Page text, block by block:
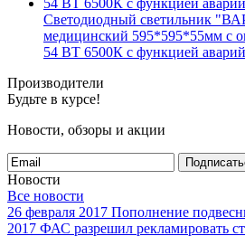
Светодиодный светильник
медицинский 595*595*55мм с
54 ВТ 6500К с функцией
Производители
Будьте в курсе!
Новости, обзоры и акции
Новости
Все новости
26 февраля 2017 Пополнение
2017 ФАС разрешил рекламировать